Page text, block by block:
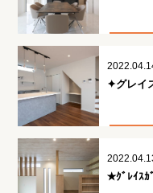
✦グレイ
✭ｸﾞﾚｲｽｶ